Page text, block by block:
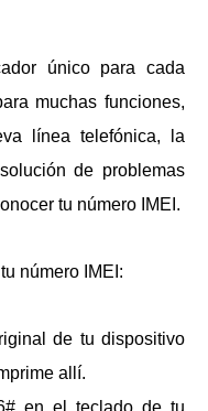
único para cada
muchas funciones,
línea telefónica, la
de problemas
tu número IMEI.
número IMEI:
de tu dispositivo
allí.